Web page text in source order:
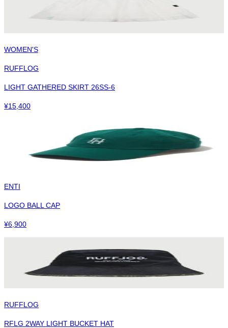
WOMEN'S
RUFFLOG
LIGHT GATHERED SKIRT 26SS-6
¥15,400
ENTI
LOGO BALL CAP
¥6,900
RUFFLOG
RFLG 2WAY LIGHT BUCKET HAT